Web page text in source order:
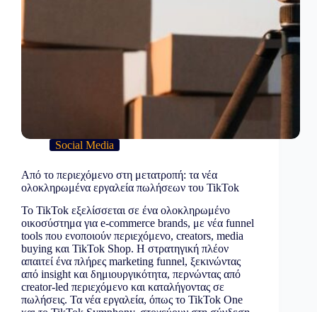
Social Media
Από το περιεχόμενο στη μετατροπή: τα νέα
ολοκληρωμένα εργαλεία πωλήσεων του TikTok
Το TikTok εξελίσσεται σε ένα ολοκληρωμένο
οικοσύστημα για e-commerce brands, με νέα funnel
tools που ενοποιούν περιεχόμενο, creators, media
buying και TikTok Shop. Η στρατηγική πλέον
απαιτεί ένα πλήρες marketing funnel, ξεκινώντας
από insight και δημιουργικότητα, περνώντας από
creator-led περιεχόμενο και καταλήγοντας σε
πωλήσεις. Τα νέα εργαλεία, όπως το TikTok One